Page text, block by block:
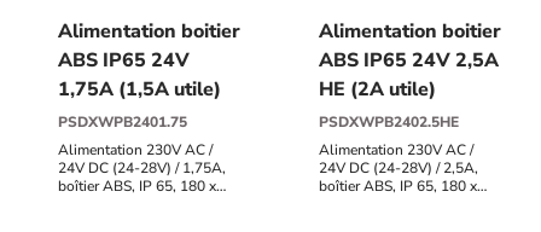
Alimentation boitier
ABS IP65 24V
1,75A (1,5A utile)
PSDXWPB2401.75
Alimentation 230V AC /
24V DC (24-28V) / 1,75A,
boîtier ABS, IP 65, 180 x
Alimentation boitier
ABS IP65 24V 2,5A
HE (2A utile)
PSDXWPB2402.5HE
Alimentation 230V AC /
24V DC (24-28V) / 2,5A,
boîtier ABS, IP 65, 180 x